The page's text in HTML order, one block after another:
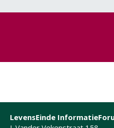
LevensEinde